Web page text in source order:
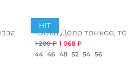
топ
HIT
Юбка Дело тонкое, топ
1 200 ₽ 1 068 ₽
44 46 48 52 54 56